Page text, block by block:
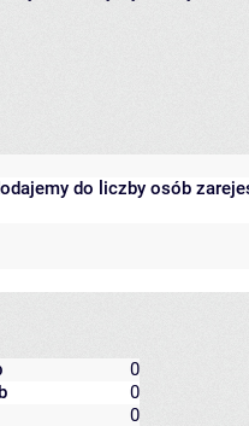
do liczby osób
0
0
0